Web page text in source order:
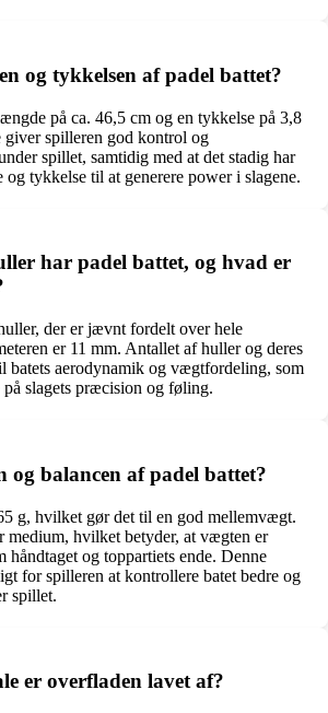
og tykkelsen af padel battet?
på ca. 46,5 cm og en tykkelse på 3,8
giver spilleren god kontrol og
spillet, samtidig med at det stadig har
tykkelse til at generere power i slagene.
har padel battet, og hvad er
der er jævnt fordelt over hele
er 11 mm. Antallet af huller og deres
batets aerodynamik og vægtfordeling, som
slagets præcision og føling.
og balancen af padel battet?
g, hvilket gør det til en god mellemvægt.
medium, hvilket betyder, at vægten er
og toppartiets ende. Denne
for spilleren at kontrollere batet bedre og
spillet.
er overfladen lavet af?